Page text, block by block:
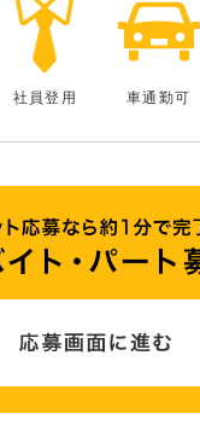
社員登用 車通勤可